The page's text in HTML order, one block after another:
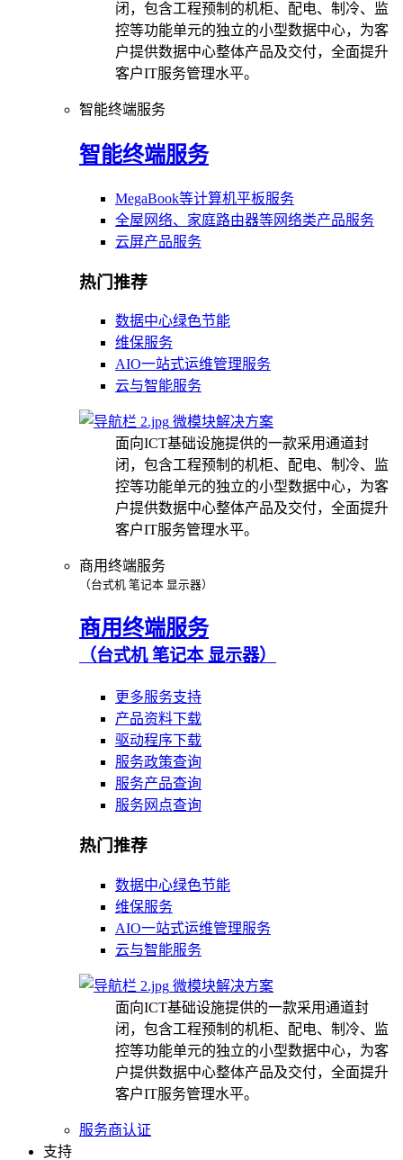
闭，包含工程预制的机柜、配电、制冷、监
控等功能单元的独立的小型数据中心，为客
户提供数据中心整体产品及交付，全面提升
客户IT服务管理水平。
智能终端服务
智能终端服务
MegaBook等计算机平板服务
全屋网络、家庭路由器等网络类产品服务
云屏产品服务
热门推荐
数据中心绿色节能
维保服务
AIO一站式运维管理服务
云与智能服务
微模块解决方案
面向ICT基础设施提供的一款采用通道封
闭，包含工程预制的机柜、配电、制冷、监
控等功能单元的独立的小型数据中心，为客
户提供数据中心整体产品及交付，全面提升
客户IT服务管理水平。
商用终端服务
（台式机 笔记本 显示器）
商用终端服务
（台式机 笔记本 显示器）
更多服务支持
产品资料下载
驱动程序下载
服务政策查询
服务产品查询
服务网点查询
热门推荐
数据中心绿色节能
维保服务
AIO一站式运维管理服务
云与智能服务
微模块解决方案
面向ICT基础设施提供的一款采用通道封
闭，包含工程预制的机柜、配电、制冷、监
控等功能单元的独立的小型数据中心，为客
户提供数据中心整体产品及交付，全面提升
客户IT服务管理水平。
服务商认证
支持